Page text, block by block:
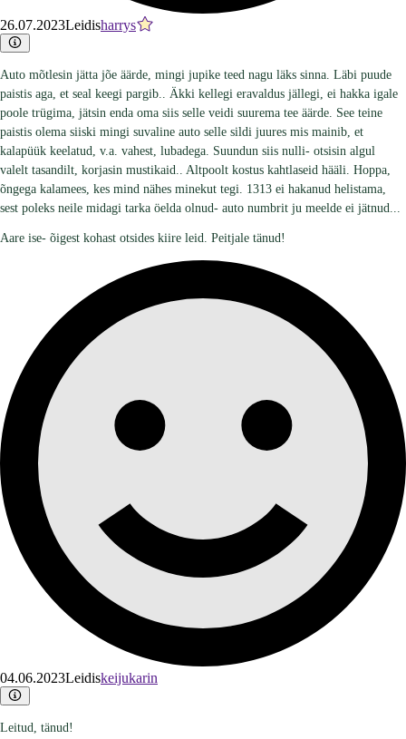
26.07.2023Leidisharrys
Auto mõtlesin jätta jõe äärde, mingi jupike teed nagu läks sinna. Läbi puude
paistis aga, et seal keegi pargib.. Äkki kellegi eravaldus jällegi, ei hakka igale
poole trügima, jätsin enda oma siis selle veidi suurema tee äärde. See teine
paistis olema siiski mingi suvaline auto selle sildi juures mis mainib, et
kalapüük keelatud, v.a. vahest, lubadega. Suundun siis nulli- otsisin algul
valelt tasandilt, korjasin mustikaid.. Altpoolt kostus kahtlaseid hääli. Hoppa,
õngega kalamees, kes mind nähes minekut tegi. 1313 ei hakanud helistama,
sest poleks neile midagi tarka öelda olnud- auto numbrit ju meelde ei jätnud...
Aare ise- õigest kohast otsides kiire leid. Peitjale tänud!
04.06.2023Leidiskeijukarin
Leitud, tänud!